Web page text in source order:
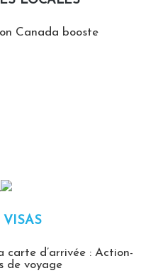
Canada booste
VISAS
carte d’arrivée : Action-
de voyage